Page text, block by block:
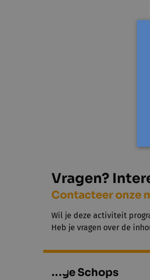
Vragen?
Contacteer onze
Wil je deze activiteit
Heb je vragen over de
Inge Schops